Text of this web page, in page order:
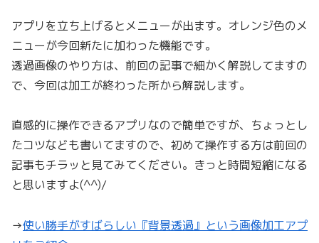
アプリを立ち上げるとメニューが出ます。オレンジ色のメ
ニューが今回新たに加わった機能です。
透過画像のやり方は、前回の記事で細かく解説してますの
で、今回は加工が終わった所から解説します。
直感的に操作できるアプリなので簡単ですが、ちょっとし
たコツなども書いてますので、初めて操作する方は前回の
記事もチラッと見てみてください。きっと時間短縮になる
と思いますよ(^^)/
→使い勝手がすばらしい『背景透過』という画像加工アプ